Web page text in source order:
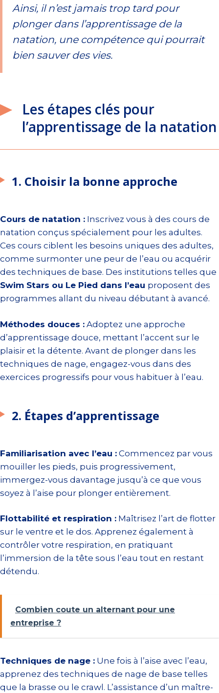
Ainsi, il n’est jamais trop tard pour
plonger dans l’apprentissage de la
natation, une compétence qui pourrait
bien sauver des vies.
Les étapes clés pour
l’apprentissage de la natation
1. Choisir la bonne approche
Cours de natation : Inscrivez vous à des cours de
natation conçus spécialement pour les adultes.
Ces cours ciblent les besoins uniques des adultes,
comme surmonter une peur de l’eau ou acquérir
des techniques de base. Des institutions telles que
Swim Stars ou Le Pied dans l’eau proposent des
programmes allant du niveau débutant à avancé.
Méthodes douces : Adoptez une approche
d’apprentissage douce, mettant l’accent sur le
plaisir et la détente. Avant de plonger dans les
techniques de nage, engagez-vous dans des
exercices progressifs pour vous habituer à l’eau.
2. Étapes d’apprentissage
Familiarisation avec l’eau : Commencez par vous
mouiller les pieds, puis progressivement,
immergez-vous davantage jusqu’à ce que vous
soyez à l’aise pour plonger entièrement.
Flottabilité et respiration : Maîtrisez l’art de flotter
sur le ventre et le dos. Apprenez également à
contrôler votre respiration, en pratiquant
l’immersion de la tête sous l’eau tout en restant
détendu.
Combien coute un alternant pour une
entreprise ?
Techniques de nage : Une fois à l’aise avec l’eau,
apprenez des techniques de nage de base telles
que la brasse ou le crawl. L’assistance d’un maître-